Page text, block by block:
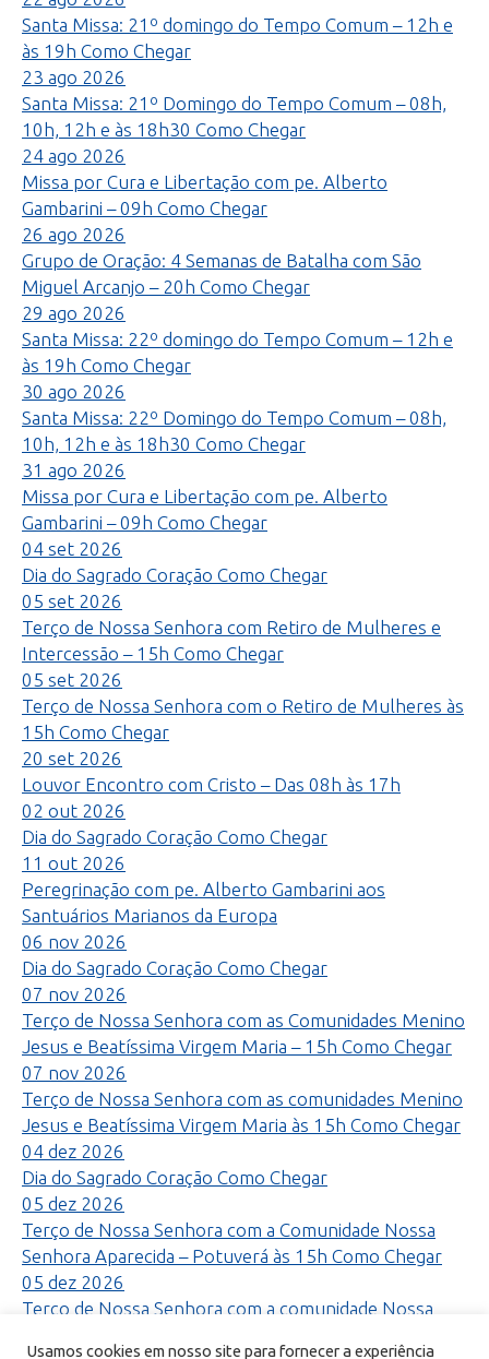
Santa Missa: 21º domingo do Tempo Comum – 12h e
às 19h Como Chegar
23 ago 2026
Santa Missa: 21º Domingo do Tempo Comum – 08h,
10h, 12h e às 18h30 Como Chegar
24 ago 2026
Missa por Cura e Libertação com pe. Alberto
Gambarini – 09h Como Chegar
26 ago 2026
Grupo de Oração: 4 Semanas de Batalha com São
Miguel Arcanjo – 20h Como Chegar
29 ago 2026
Santa Missa: 22º domingo do Tempo Comum – 12h e
às 19h Como Chegar
30 ago 2026
Santa Missa: 22º Domingo do Tempo Comum – 08h,
10h, 12h e às 18h30 Como Chegar
31 ago 2026
Missa por Cura e Libertação com pe. Alberto
Gambarini – 09h Como Chegar
04 set 2026
Dia do Sagrado Coração Como Chegar
05 set 2026
Terço de Nossa Senhora com Retiro de Mulheres e
Intercessão – 15h Como Chegar
05 set 2026
Terço de Nossa Senhora com o Retiro de Mulheres às
15h Como Chegar
20 set 2026
Louvor Encontro com Cristo – Das 08h às 17h
02 out 2026
Dia do Sagrado Coração Como Chegar
11 out 2026
Peregrinação com pe. Alberto Gambarini aos
Santuários Marianos da Europa
06 nov 2026
Dia do Sagrado Coração Como Chegar
07 nov 2026
Terço de Nossa Senhora com as Comunidades Menino
Jesus e Beatíssima Virgem Maria – 15h Como Chegar
07 nov 2026
Terço de Nossa Senhora com as comunidades Menino
Jesus e Beatíssima Virgem Maria às 15h Como Chegar
04 dez 2026
Dia do Sagrado Coração Como Chegar
05 dez 2026
Terço de Nossa Senhora com a Comunidade Nossa
Senhora Aparecida – Potuverá às 15h Como Chegar
05 dez 2026
Terço de Nossa Senhora com a comunidade Nossa
Usamos cookies em nosso site para fornecer a experiência